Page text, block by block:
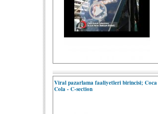
Viral pazarlama faaliyetleri birincisi; Coca
Cola - C-section